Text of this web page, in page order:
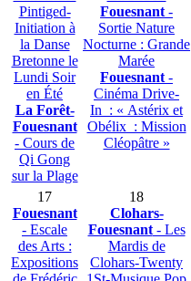
Pintiged-
Initiation à
la Danse
Bretonne le
Lundi Soir
en Été
La Forêt-
Fouesnant
- Cours de
Qi Gong
sur la Plage
Fouesnant -
Sortie Nature
Nocturne : Grande
Marée
Fouesnant -
Cinéma Drive-
In : « Astérix et
Obélix : Mission
Cléopâtre »
17
Fouesnant
- Escale
des Arts :
Expositions
18
Clohars-
Fouesnant- Les
Mardis de
Clohars-Twenty